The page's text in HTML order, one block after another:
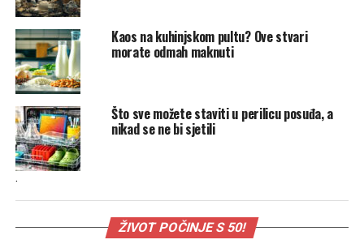
Kaos na kuhinjskom pultu? Ove stvari
morate odmah maknuti
Što sve možete staviti u perilicu posuđa, a
nikad se ne bi sjetili
.
ŽIVOT POČINJE S 50!